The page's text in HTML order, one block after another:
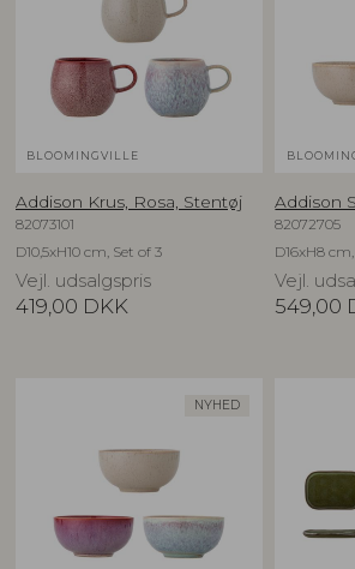
BLOOMINGVILLE
Addison Krus, Rosa, Stentøj
82073101
D10,5xH10 cm, Set of 3
Vejl. udsalgspris
419,00 DKK
Addison
82072705
D16xH8
Vejl.
549,00
NYHED